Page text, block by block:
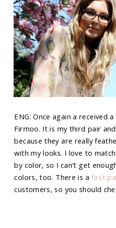
ENG: Once again a received
Firmoo. It is my third pair
because they are really
with my looks. I love to
by color, so I can’t get
colors, too. There is afirst
customers, so you should